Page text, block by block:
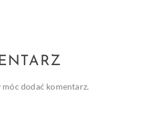
móc dodać komentarz.